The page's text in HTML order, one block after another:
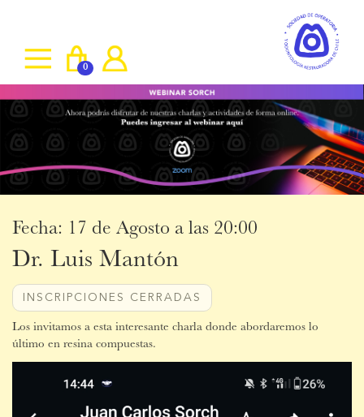
0
Fecha: 17 de Agosto a las 20:00
Dr. Luis Mantón
INSCRIPCIONES CERRADAS
Los invitamos a esta interesante charla donde abordaremos lo
último en resina compuestas.